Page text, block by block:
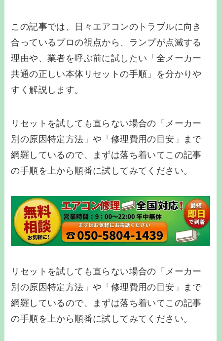
この記事では、日々エアコンのトラブルに向き
合っているプロの視点から、ランプが点滅する
理由や、業者を呼ぶ前に試したい「全メーカー
共通の正しい本体リセットの手順」を分かりや
すく解説します。
リセットを試しても直らない場合の「メーカー
別の原因特定方法」や「修理費用の目安」まで
網羅しているので、まずは落ち着いてこの記事
の手順を上から順番に試してみてください。
リセットを試しても直らない場合の「メーカー
別の原因特定方法」や「修理費用の目安」まで
網羅しているので、まずは落ち着いてこの記事
の手順を上から順番に試してみてください。